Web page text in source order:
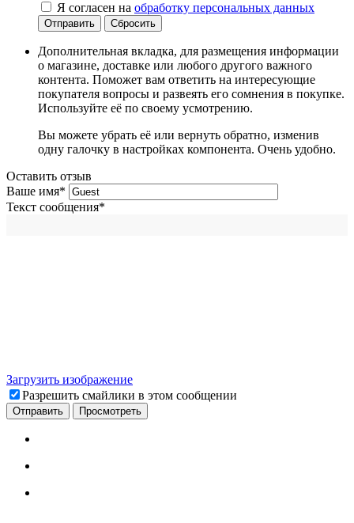
Я согласен на обработку персональных данных
Сбросить
Дополнительная вкладка, для размещения информации
о магазине, доставке или любого другого важного
контента. Поможет вам ответить на интересующие
покупателя вопросы и развеять его сомнения в покупке.
Используйте её по своему усмотрению.
Вы можете убрать её или вернуть обратно, изменив
одну галочку в настройках компонента. Очень удобно.
Оставить отзыв
Ваше имя*
Текст сообщения*
Загрузить изображение
Разрешить смайлики в этом сообщении